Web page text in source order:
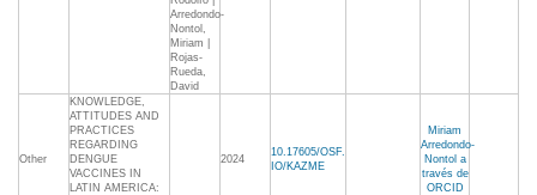
Arredondo-
Nontol,
Miriam |
Rojas-
Rueda,
David
Other
KNOWLEDGE,
ATTITUDES AND
PRACTICES
REGARDING
DENGUE
VACCINES IN
LATIN AMERICA:
2024
10.17605/OSF.
IO/KAZME
Miriam
Arredondo-
Nontol a
través de
ORCID